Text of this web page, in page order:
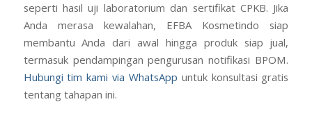
seperti hasil uji laboratorium dan sertifikat CPKB. Jika
Anda merasa kewalahan, EFBA Kosmetindo siap
membantu Anda dari awal hingga produk siap jual,
termasuk pendampingan pengurusan notifikasi BPOM.
Hubungi tim kami via WhatsApp untuk konsultasi gratis
tentang tahapan ini.